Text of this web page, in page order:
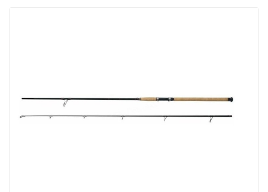
Vrhací zátěž: 120-420g Hmotnost: 270g